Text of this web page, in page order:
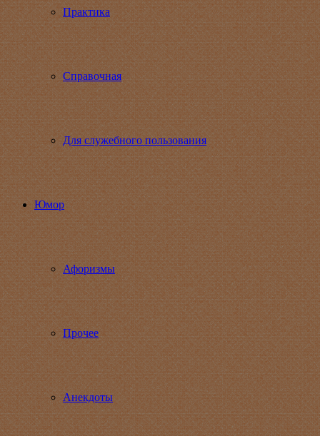
Практика
Справочная
Для служебного пользования
Юмор
Афоризмы
Прочее
Анекдоты